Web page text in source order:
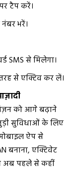
टैप करें।
भरें।
SMS से मिलेगा।
से एक्टिव कर लें।
को आगे बढ़ाने
सुविधाओं के लिए
ऐप से
बनाना, एक्टिवेट
अब पहले से कहीं